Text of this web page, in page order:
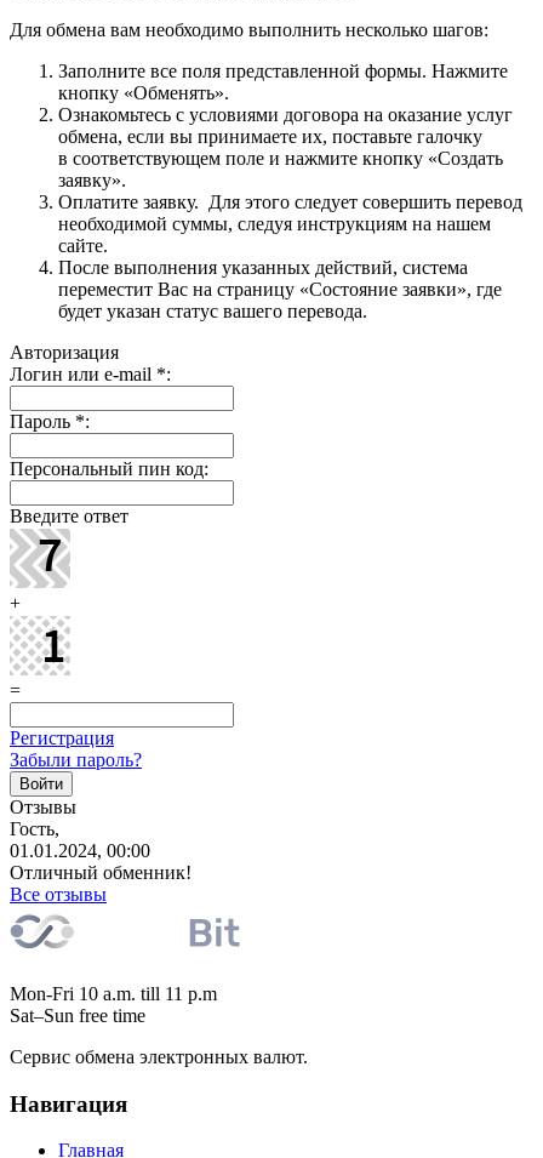
Для обмена вам необходимо выполнить несколько шагов:
Заполните все поля представленной формы. Нажмите
кнопку «Обменять».
Ознакомьтесь с условиями договора на оказание услуг
обмена, если вы принимаете их, поставьте галочку
в соответствующем поле и нажмите кнопку «Создать
заявку».
Оплатите заявку. Для этого следует совершить перевод
необходимой суммы, следуя инструкциям на нашем
сайте.
После выполнения указанных действий, система
переместит Вас на страницу «Состояние заявки», где
будет указан статус вашего перевода.
Авторизация
Логин или e-mail *:
Пароль *:
Персональный пин код:
Введите ответ
+
=
Регистрация
Забыли пароль?
Отзывы
Гость,
01.01.2024, 00:00
Отличный обменник!
Все отзывы
Mon-Fri 10 a.m. till 11 p.m
Sat–Sun free time
Сервис обмена электронных валют.
Навигация
Главная